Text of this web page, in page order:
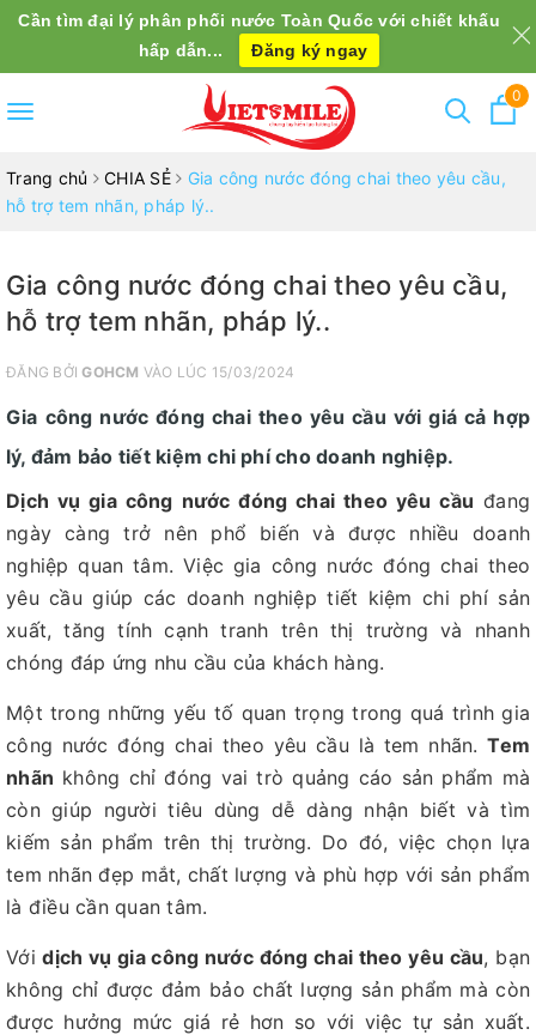
Toggle
0
Trang chủ CHIA SẺ
Gia công nước đóng chai theo yêu cầu,
hỗ trợ tem nhãn, pháp lý..
Gia công nước đóng chai theo yêu cầu,
hỗ trợ tem nhãn, pháp lý..
ĐĂNG BỞIGOHCM VÀO LÚC 15/03/2024
Gia công nước đóng chai theo yêu cầu với giá cả hợp
lý, đảm bảo tiết kiệm chi phí cho doanh nghiệp.
Dịch vụ gia công nước đóng chai theo yêu cầu đang
ngày càng trở nên phổ biến và được nhiều doanh
nghiệp quan tâm. Việc gia công nước đóng chai theo
yêu cầu giúp các doanh nghiệp tiết kiệm chi phí sản
xuất, tăng tính cạnh tranh trên thị trường và nhanh
chóng đáp ứng nhu cầu của khách hàng.
Một trong những yếu tố quan trọng trong quá trình gia
công nước đóng chai theo yêu cầu là tem nhãn.Tem
nhãn không chỉ đóng vai trò quảng cáo sản phẩm mà
còn giúp người tiêu dùng dễ dàng nhận biết và tìm
kiếm sản phẩm trên thị trường. Do đó, việc chọn lựa
tem nhãn đẹp mắt, chất lượng và phù hợp với sản phẩm
là điều cần quan tâm.
Vớidịch vụ gia công nước đóng chai theo yêu cầu, bạn
không chỉ được đảm bảo chất lượng sản phẩm mà còn
được hưởng mức giá rẻ hơn so với việc tự sản xuất.
Cần tìm đại lý phân phối nước Toàn Quốc với chiết khấu
hấp dẫn...
Đăng ký ngay